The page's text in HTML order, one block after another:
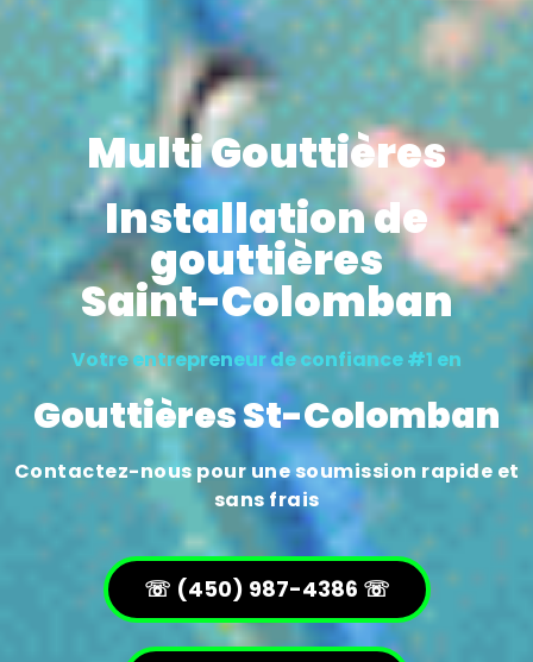
Multi Gouttières
Installation de
gouttières
Saint-Colomban
Votre entrepreneur de confiance #1 en
Gouttières St-Colomban
Contactez-nous pour une soumission rapide et
sans frais
☏ (450) 987-4386 ☏